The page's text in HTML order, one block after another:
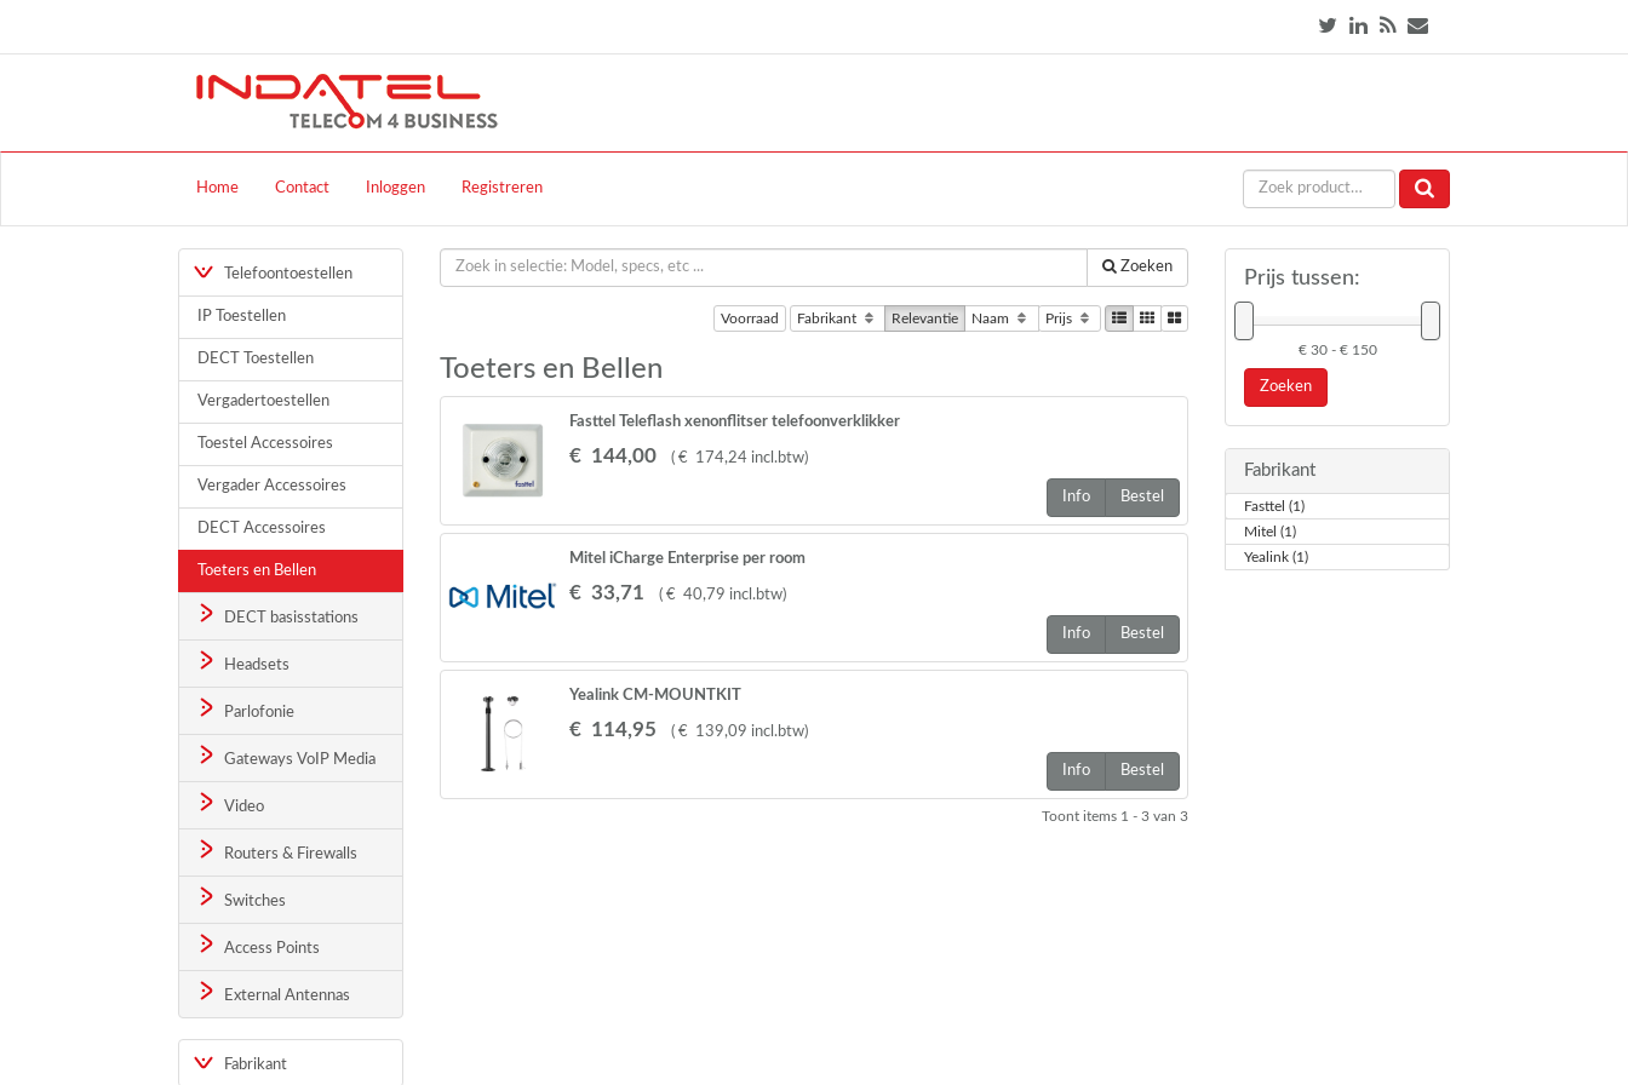
Home Contact Inloggen Registreren
Telefoontoestellen
IP Toestellen
DECT Toestellen
Vergadertoestellen
Toestel Accessoires
Vergader Accessoires
DECT Accessoires
Toeters en Bellen
DECT basisstations
Headsets
Parlofonie
Gateways VoIP Media
Video
Routers & Firewalls
Switches
Access Points
External Antennas
Fabrikant
Zoeken
Voorraad Fabrikant Relevantie Naam Prijs
Toeters en Bellen
Fasttel Teleflash xenonflitser telefoonverklikker
€ 144,00 ( € 174,24 incl.btw)
Info Bestel
Mitel iCharge Enterprise per room
€ 33,71 ( € 40,79 incl.btw)
Info Bestel
Yealink CM-MOUNTKIT
€ 114,95 ( € 139,09 incl.btw)
Info Bestel
Toont items 1 - 3 van 3
Prijs tussen:
€ 30 - € 150
Zoeken
Fabrikant
Fasttel (1)
Mitel (1)
Yealink (1)